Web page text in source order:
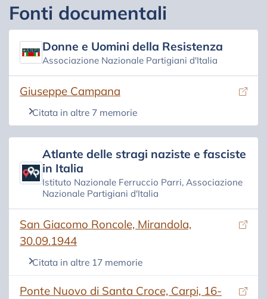
Fonti documentali
Donne e Uomini della Resistenza
Associazione Nazionale Partigiani d'Italia
Giuseppe Campana
(si apre in una nuova scheda)
Citata in altre 7 memorie
Atlante delle stragi naziste e fasciste
in Italia
Istituto Nazionale Ferruccio Parri, Associazione
Nazionale Partigiani d'Italia
San Giacomo Roncole, Mirandola,
30.09.1944
(si apre in una nuova scheda)
Citata in altre 17 memorie
Ponte Nuovo di Santa Croce, Carpi, 16-
(si apre in una nuova scheda)